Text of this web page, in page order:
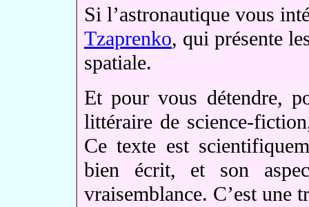
Si l’astronautique vous
Tzaprenko, qui présente
spatiale.
Et pour vous détendre,
littéraire de science-
Ce texte est
bien écrit, et son
vraisemblance. C’est une